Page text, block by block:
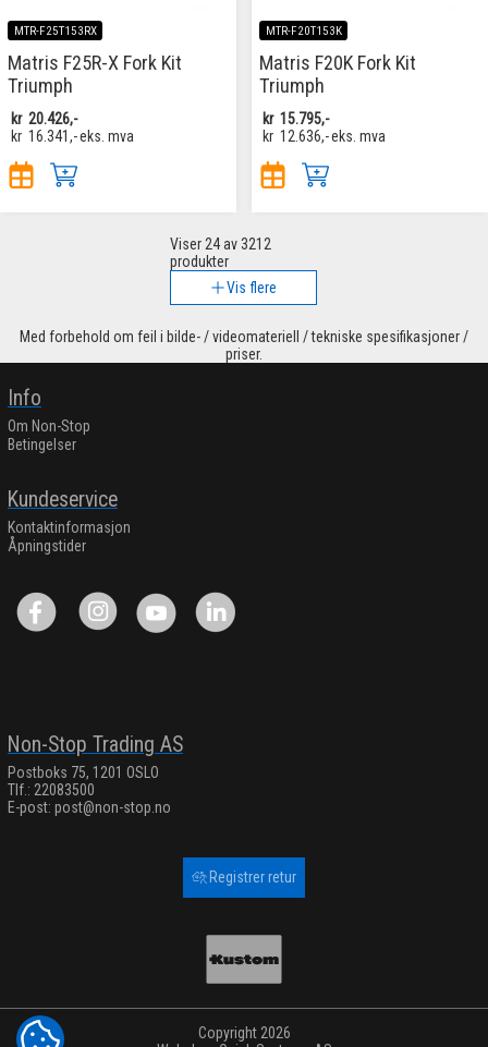
MTR-F25T153RX
Matris F25R-X Fork Kit
Triumph
kr 20.426,-
kr 16.341,-eks. mva
MTR-F20T153K
Matris F20K Fork Kit
Triumph
kr 15.795,-
kr 12.636,-eks. mva
Viser 24av 3212
produkter
Vis flere
Med forbehold om feil i bilde- / videomateriell / tekniske spesifikasjoner /
priser.
Info
Om Non-Stop
Betingelser
Kundeservice
Kontaktinformasjon
Åpningstider
Non-Stop Trading AS
Postboks 75, 1201 OSLO
Tlf.: 22083500
E-post: post@non-stop.no
Registrer retur
Copyright 2026
COOKIE-INNSTILLINGER